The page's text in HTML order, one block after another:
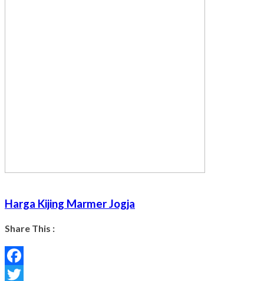
Harga Kijing Marmer Jogja
Share This :
Facebook